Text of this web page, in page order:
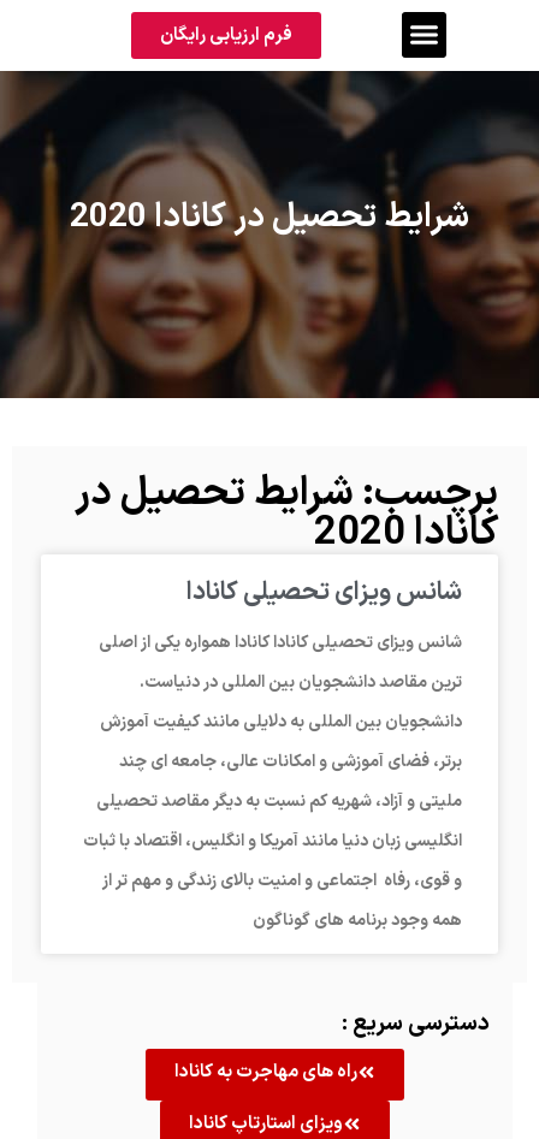
فرم ارزیابی رایگان
شرایط تحصیل در کانادا 2020
دسترسی سریع :
راه های مهاجرت به کانادا
ویزای استارتاپ کانادا
برچسب: شرایط تحصیل در
کانادا 2020
شانس ویزای تحصیلی کانادا
شانس ویزای تحصیلی کانادا کانادا همواره یکی از اصلی
ترین مقاصد دانشجویان بین المللی در دنیاست.
دانشجویان بین المللی به دلایلی مانند کیفیت آموزش
برتر، فضای آموزشی و امکانات عالی، جامعه ای چند
ملیتی و آزاد، شهریه کم نسبت به دیگر مقاصد تحصیلی
انگلیسی زبان دنیا مانند آمریکا و انگلیس، اقتصاد با ثبات
و قوی، رفاه اجتماعی و امنیت بالای زندگی و مهم تر از
همه وجود برنامه های گوناگون